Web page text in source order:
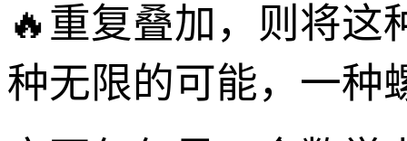
🔥重复叠加，则将这
种无限的可能，一种